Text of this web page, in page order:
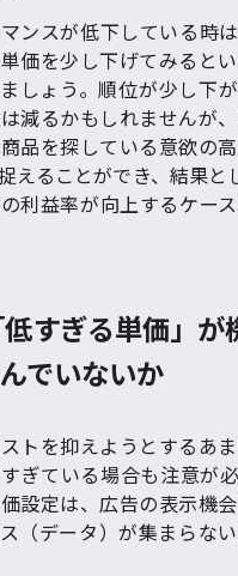
ンスが低下している時
価を少し下げてみると
しょう。順位が少し下
減るかもしれませんが
品を探している意欲の高
えることができ、結果と
利益率が向上するケー
すぎる単価」が
でいないか
トを抑えようとするあ
ぎている場合も注意が
設定は、広告の表示機
（データ）が集まらな